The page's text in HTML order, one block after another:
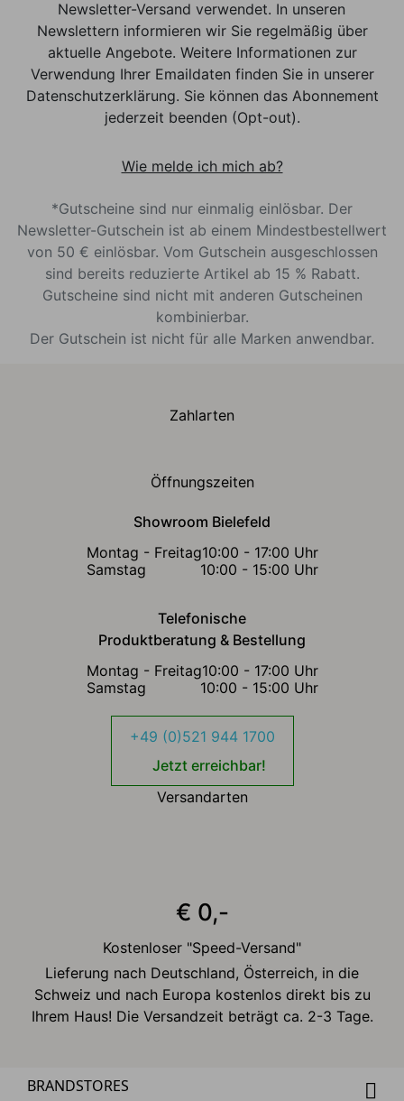
Newsletter-Versand verwendet. In unseren
Newslettern informieren wir Sie regelmäßig über
aktuelle Angebote. Weitere Informationen zur
Verwendung Ihrer Emaildaten finden Sie in unserer
Datenschutzerklärung. Sie können das Abonnement
jederzeit beenden (Opt-out).
Wie melde ich mich ab?
*Gutscheine sind nur einmalig einlösbar. Der
Newsletter-Gutschein ist ab einem Mindestbestellwert
von 50 € einlösbar. Vom Gutschein ausgeschlossen
sind bereits reduzierte Artikel ab 15 % Rabatt.
Gutscheine sind nicht mit anderen Gutscheinen
kombinierbar.
Der Gutschein ist nicht für alle Marken anwendbar.
Zahlarten
Öffnungszeiten
Showroom Bielefeld
Montag - Freitag10:00 - 17:00 Uhr
Samstag
10:00 - 15:00 Uhr
Telefonische
Produktberatung & Bestellung
Montag - Freitag10:00 - 17:00 Uhr
Samstag
10:00 - 15:00 Uhr
+49 (0)521 944 1700
Jetzt erreichbar!
Versandarten
€ 0,-
Kostenloser "Speed-Versand"
Lieferung nach Deutschland, Österreich, in die
Schweiz und nach Europa kostenlos direkt bis zu
Ihrem Haus! Die Versandzeit beträgt ca. 2-3 Tage.
BRANDSTORES